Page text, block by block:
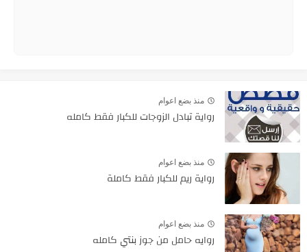
منذ بضع اعوام
رواية تبادل الزوجات للكبار فقط كامله
منذ بضع اعوام
رواية ريم للكبار فقط كاملة
منذ بضع اعوام
روايه حامل من جوز بنتي كامله